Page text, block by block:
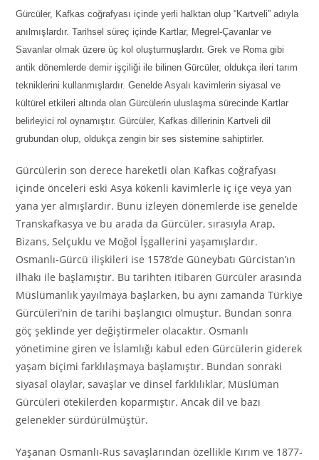
Gürcüler, Kafkas coğrafyası içinde yerli halktan olup “Kartveli” adıyla
anılmışlardır. Tarihsel süreç içinde Kartlar, Megrel-Çavanlar ve
Savanlar olmak üzere üç kol oluşturmuşlardır. Grek ve Roma gibi
antik dönemlerde demir işçiliği ile bilinen Gürcüler, oldukça ileri tarım
tekniklerini kullanmışlardır. Genelde Asyalı kavimlerin siyasal ve
kültürel etkileri altında olan Gürcülerin uluslaşma sürecinde Kartlar
belirleyici rol oynamıştır. Gürcüler, Kafkas dillerinin Kartveli dil
grubundan olup, oldukça zengin bir ses sistemine sahiptirler.
Gürcülerin son derece hareketli olan Kafkas coğrafyası
içinde önceleri eski Asya kökenli kavimlerle iç içe veya yan
yana yer almışlardır. Bunu izleyen dönemlerde ise genelde
Transkafkasya ve bu arada da Gürcüler, sırasıyla Arap,
Bizans, Selçuklu ve Moğol İşgallerini yaşamışlardır.
Osmanlı-Gürcü ilişkileri ise 1578’de Güneybatı Gürcistan’ın
ilhakı ile başlamıştır. Bu tarihten itibaren Gürcüler arasında
Müslümanlık yayılmaya başlarken, bu aynı zamanda Türkiye
Gürcüleri’nin de tarihi başlangıcı olmuştur. Bundan sonra
göç şeklinde yer değiştirmeler olacaktır. Osmanlı
yönetimine giren ve İslamlığı kabul eden Gürcülerin giderek
yaşam biçimi farklılaşmaya başlamıştır. Bundan sonraki
siyasal olaylar, savaşlar ve dinsel farklılıklar, Müslüman
Gürcüleri ötekilerden koparmıştır. Ancak dil ve bazı
gelenekler sürdürülmüştür.
Yaşanan Osmanlı-Rus savaşlarından özellikle Kırım ve 1877-